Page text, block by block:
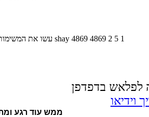
עשו את shay 4869 4869 2 5 1
בדפדפן
וידיאו
ממש עוד רגע